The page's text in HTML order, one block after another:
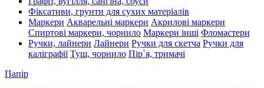
Фіксативи, грунти для сухих матеріалів
Маркери Акварельні маркери Акрилові маркери
Спиртові маркери, чорнило Маркери інші Фломастери
Ручки, лайнери Лайнери Ручки для скетча Ручки для
каліграфії Туш, чорнило Пір`я, тримачі
Папір